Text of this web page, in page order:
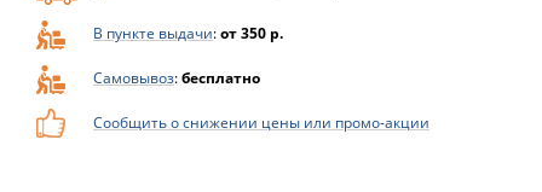
В пункте выдачи:от 350 р.
Самовывоз:бесплатно
Сообщить о снижении цены или промо-акции